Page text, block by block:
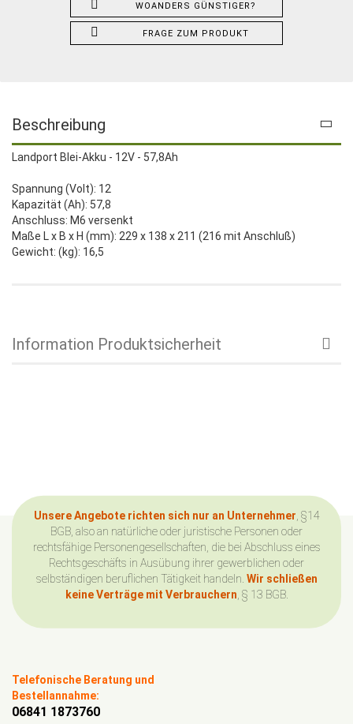
WOANDERS GÜNSTIGER?
FRAGE ZUM PRODUKT
Beschreibung
Landport Blei-Akku - 12V - 57,8Ah
Spannung (Volt): 12
Kapazität (Ah): 57,8
Anschluss: M6 versenkt
Maße L x B x H (mm): 229 x 138 x 211 (216 mit Anschluß)
Gewicht: (kg): 16,5
Information Produktsicherheit
Unsere Angebote richten sich nur an Unternehmer , §14
BGB, also an natürliche oder juristische Personen oder
rechtsfähige Personengesellschaften, die bei Abschluss eines
Rechtsgeschäfts in Ausübung ihrer gewerblichen oder
selbständigen beruflichen Tätigkeit handeln. Wir schließen
keine Verträge mit Verbrauchern , § 13 BGB.
Telefonische Beratung und
Bestellannahme:
06841 1873760